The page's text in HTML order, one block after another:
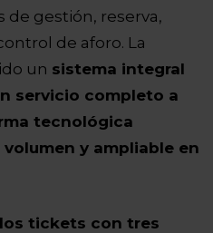
de gestión, reserva,
de aforo. La
un sistema integral
servicio completo a
tecnológica
y ampliable en
tickets con tres